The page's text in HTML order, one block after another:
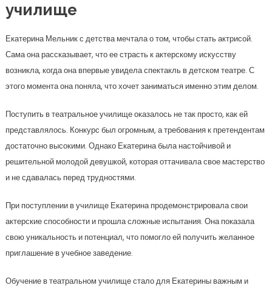
училище
Екатерина Мельник с детства мечтала о том, чтобы стать актрисой.
Сама она рассказывает, что ее страсть к актерскому искусству
возникла, когда она впервые увидела спектакль в детском театре. С
этого момента она поняла, что хочет заниматься именно этим делом.
Поступить в театральное училище оказалось не так просто, как ей
представлялось. Конкурс был огромным, а требования к претендентам
достаточно высокими. Однако Екатерина была настойчивой и
решительной молодой девушкой, которая оттачивала свое мастерство
и не сдавалась перед трудностями.
При поступлении в училище Екатерина продемонстрировала свои
актерские способности и прошла сложные испытания. Она показала
свою уникальность и потенциал, что помогло ей получить желанное
приглашение в учебное заведение.
Обучение в театральном училище стало для Екатерины важным и